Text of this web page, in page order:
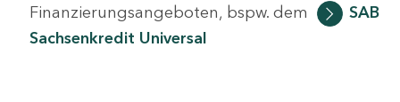
Finanzierungsangeboten, bspw. dem
SAB
Sachsenkredit Universal